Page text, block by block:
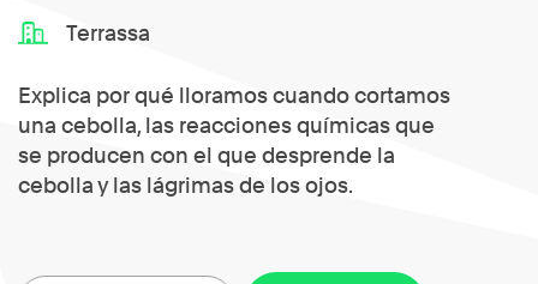
Terrassa
Explica por qué lloramos cuando cortamos
una cebolla, las reacciones químicas que
se producen con el que desprende la
cebolla y las lágrimas de los ojos.